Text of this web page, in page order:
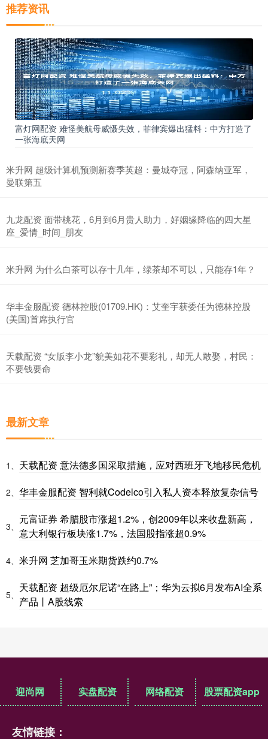
推荐资讯
富灯网配资 难怪美航母威慑失效，菲律宾爆出猛料：中方打造了
一张海底天网
米升网 超级计算机预测新赛季英超：曼城夺冠，阿森纳亚军，
曼联第五
九龙配资 面带桃花，6月到6月贵人助力，好姻缘降临的四大星
座_爱情_时间_朋友
米升网 为什么白茶可以存十几年，绿茶却不可以，只能存1年？
华丰金服配资 德林控股(01709.HK)：艾奎宇获委任为德林控股
(美国)首席执行官
天载配资 “女版李小龙”貌美如花不要彩礼，却无人敢娶，村民：
不要钱要命
最新文章
1、 天载配资 意法德多国采取措施，应对西班牙飞地移民危机
2、 华丰金服配资 智利就Codelco引入私人资本释放复杂信号
3、
元富证券 希腊股市涨超1.2%，创2009年以来收盘新高，
意大利银行板块涨1.7%，法国股指涨超0.9%
4、 米升网 芝加哥玉米期货跌约0.7%
5、
天载配资 超级厄尔尼诺“在路上”；华为云拟6月发布AI全系
产品丨A股线索
迎尚网 实盘配资 网络配资 股票配资app
友情链接：